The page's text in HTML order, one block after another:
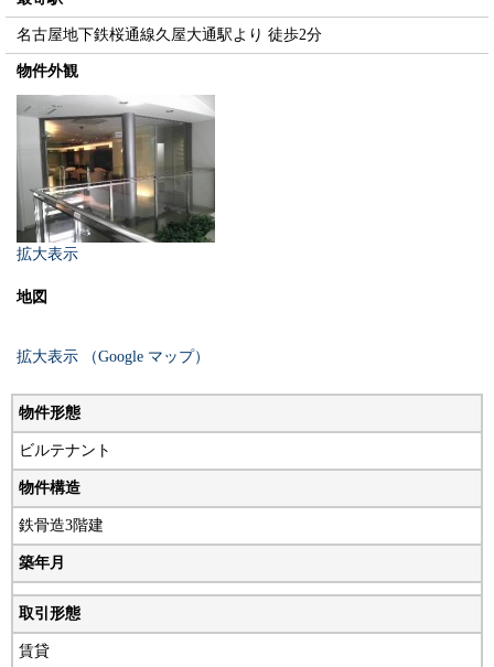
名古屋地下鉄桜通線久屋大通駅より 徒歩2分
物件外観
拡大表示
地図
拡大表示 （Google マップ）
物件形態
ビルテナント
物件構造
鉄骨造3階建
築年月
取引形態
賃貸